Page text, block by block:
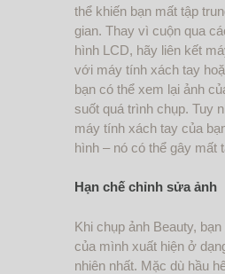
thể khiến bạn mất tập
gian. Thay vì cuộn qua
hình LCD, hãy liên kết
với máy tính xách tay
bạn có thể xem lại ảnh
suốt quá trình chụp. Tuy
máy tính xách tay của
hình – nó có thể gây mất
Hạn chế chỉnh sửa ảnh
Khi chụp ảnh Beauty,
của mình xuất hiện ở
nhiên nhất. Mặc dù hầu